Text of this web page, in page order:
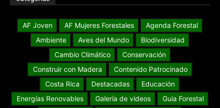
AF Joven AF Mujeres Forestales
Agenda Forestal
Ambiente
Aves del Mundo
Biodiversidad
Cambio Climático
Conservación
Construir con Madera
Contenido Patrocinado
Costa Rica
Destacadas
Educación
Energías Renovables
Galería de videos
Guia Forestal